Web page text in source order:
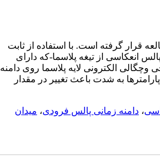
قرار گرفته است. با استفاده از ثابت
انعکاسی از تیغه پلاسما-که دارای
الکترونی لایه پلاسما روی دامنه
به شدت باعث تغییر در مقدار
، دامنه زمانی پالس فرودی، میدان